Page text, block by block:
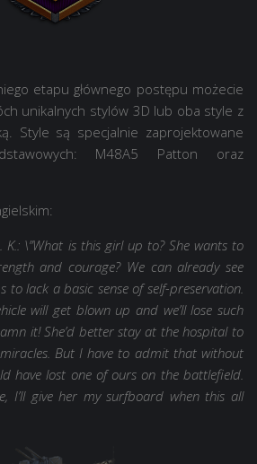
etapu głównego postępu możecie
unikalnych stylów 3D lub oba style z
Style są specjalnie zaprojektowane
M48А5 Patton oraz
\”What is this girl up to? She wants to
and courage? We can already see
to lack a basic sense of self-preservation.
will get blown up and we’ll lose such
it! She’d better stay at the hospital to
But I have to admit that without
have lost one of ours on the battlefield.
I’ll give her my surfboard when this all